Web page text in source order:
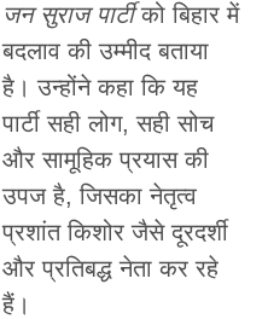
जन सुराज पार्टीको बिहार में
बदलाव की उम्मीद बताया
है। उन्होंने कहा कि यह
पार्टी सही लोग, सही सोच
और सामूहिक प्रयास की
उपज है, जिसका नेतृत्व
प्रशांत किशोर जैसे दूरदर्शी
और प्रतिबद्ध नेता कर रहे
हैं।